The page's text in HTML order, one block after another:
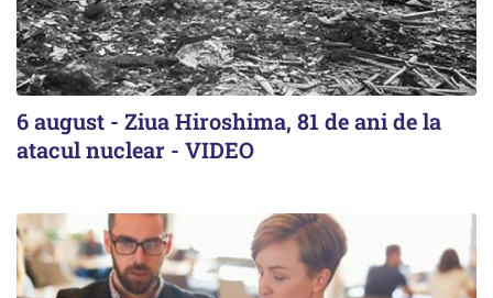
6 august - Ziua Hiroshima, 81 de ani de la
atacul nuclear - VIDEO